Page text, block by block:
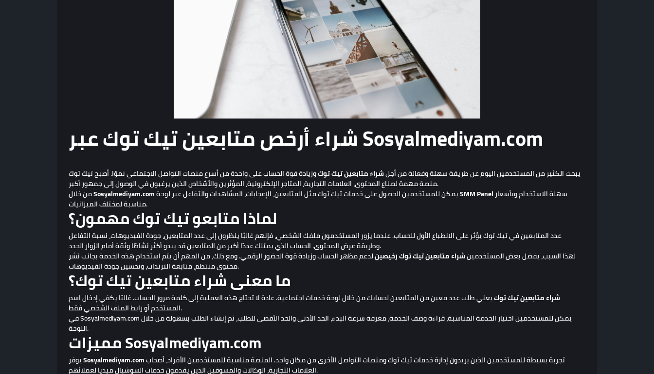
شراء أرخص متابعين تيك توك عبر Sosyalmediyam.com
يبحث الكثير من المستخدمين اليوم عن طريقة سهلة وفعالة من أجلشراء متابعين تيك توكوزيادة قوة الحساب على واحدة من أسرع منصات التواصل الاجتماعي نموًا. أصبح تيك توك
منصة مهمة لصناع المحتوى، العلامات التجارية، المتاجر الإلكترونية، المؤثرين والأشخاص الذين يرغبون في الوصول إلى جمهور أكبر.
Sosyalmediyam.com SMM Panel
مناسبة لمختلف الميزانيات.
لماذا متابعو تيك توك مهمون؟
عدد المتابعين في تيك توك يؤثر على الانطباع الأول للحساب. عندما يزور المستخدمون ملفك الشخصي، فإنهم غالبًا ينظرون إلى عدد المتابعين، جودة الفيديوهات، نسبة التفاعل
وطريقة عرض المحتوى. الحساب الذي يمتلك عددًا أكبر من المتابعين قد يبدو أكثر نشاطًا وثقة أمام الزوار الجدد.
لهذا السبب، يفضل بعض المستخدمينشراء متابعين تيك توك رخيصينلدعم مظهر الحساب وزيادة قوة الحضور الرقمي. ومع ذلك، من المهم أن يتم استخدام هذه الخدمة بجانب نشر
محتوى منتظم، متابعة الترندات، وتحسين جودة الفيديوهات.
ما معنى شراء متابعين تيك توك؟
شراء متابعين تيك توكيعني طلب عدد معين من المتابعين لحسابك من خلال لوحة خدمات اجتماعية. عادة لا تحتاج هذه العملية إلى كلمة مرور الحساب. غالبًا يكفي إدخال اسم
المستخدم أو رابط الملف الشخصي فقط.
في Sosyalmediyam.com يمكن للمستخدمين اختيار الخدمة المناسبة، قراءة وصف الخدمة، معرفة سرعة البدء، الحد الأدنى والحد الأقصى للطلب، ثم إنشاء الطلب بسهولة من خلال
اللوحة.
مميزات Sosyalmediyam.com
Sosyalmediyam.com
العلامات التجارية، الوكالات والمسوقين الذين يقدمون خدمات السوشيال ميديا لعملائهم.